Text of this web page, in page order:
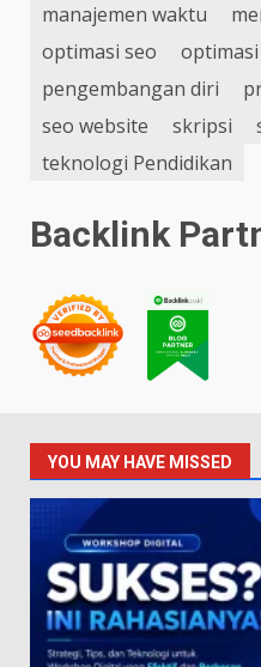
manajemen waktu
optimasi seo
pengembangan diri
seo website
skripsi
teknologi Pendidikan
Backlink
YOU MAY HAVE MISSED